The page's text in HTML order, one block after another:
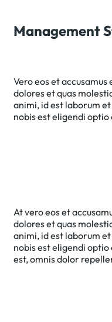
Management
Vero eos et
dolores et quas
animi, id est laborum
nobis est eligendi
At vero eos et
dolores et quas
animi, id est laborum
nobis est eligendi optio
est, omnis dolor